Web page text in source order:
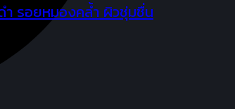
ำ รอยหมองคล้ำ ผิวชุ่มชื่น